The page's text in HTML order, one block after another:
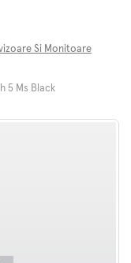
Si Monitoare
5 Ms Black